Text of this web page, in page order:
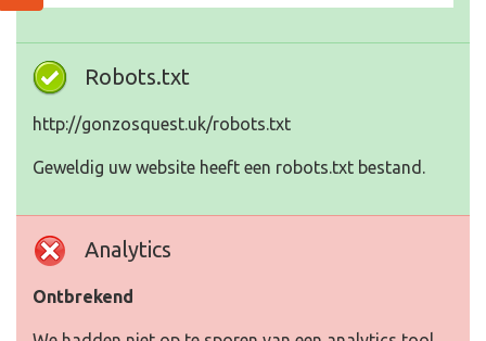
Robots.txt
http://gonzosquest.uk/robots.txt
Geweldig uw website heeft een robots.txt bestand.
Analytics
Ontbrekend